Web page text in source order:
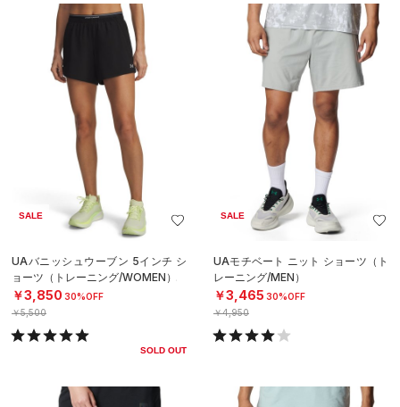
SALE
UAバニッシュウーブン 5インチ シ
ョーツ（トレーニング/WOMEN）
￥3,850 30%OFF
￥5,500
SOLD OUT
SALE
UAモチベート ニット ショーツ（ト
レーニング/MEN）
￥3,465 30%OFF
￥4,950